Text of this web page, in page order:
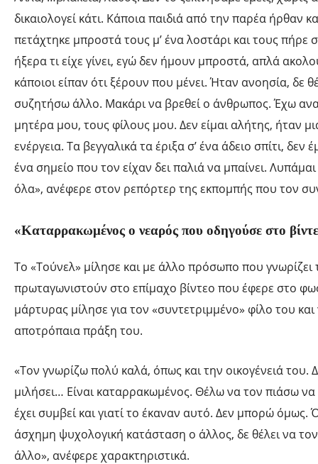
δικαιολογεί κάτι. Κάποια παιδιά από την παρέα ήρθαν
πετάχτηκε μπροστά τους μ’ ένα λοστάρι και τους πήρε
ήξερα τι είχε γίνει, εγώ δεν ήμουν μπροστά, απλά
κάποιοι είπαν ότι ξέρουν που μένει. Ήταν ανοησία, δε
συζητήσω άλλο. Μακάρι να βρεθεί ο άνθρωπος. Έχω
μητέρα μου, τους φίλους μου. Δεν είμαι αλήτης, ήταν
ενέργεια. Τα βεγγαλικά τα έριξα σ’ ένα άδειο σπίτι, δεν
ένα σημείο που τον είχαν δει παλιά να μπαίνει. Λυπάμαι
όλα», ανέφερε στον ρεπόρτερ της εκπομπής που τον
«Καταρρακωμένος ο νεαρός που οδηγούσε στο
Το «Τούνελ» μίλησε και με άλλο πρόσωπο που γνωρίζει
πρωταγωνιστούν στο επίμαχο βίντεο που έφερε στο
μάρτυρας μίλησε για τον «συντετριμμένο» φίλο του και
αποτρόπαια πράξη του.
«Τον γνωρίζω πολύ καλά, όπως και την οικογένειά του.
μιλήσει… Είναι καταρρακωμένος. Θέλω να τον πιάσω
έχει συμβεί και γιατί το έκαναν αυτό. Δεν μπορώ όμως.
άσχημη ψυχολογική κατάσταση ο άλλος, δε θέλει να τον
άλλο», ανέφερε χαρακτηριστικά.